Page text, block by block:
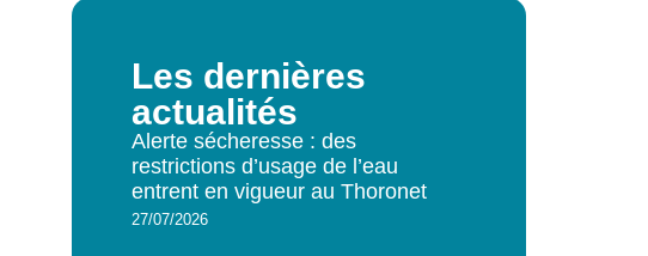
Les dernières
actualités
Alerte sécheresse : des
restrictions d’usage de l’eau
entrent en vigueur au Thoronet
27/07/2026